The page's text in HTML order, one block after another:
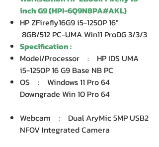
inch G9 (HPI-6Q9N8PA#AKL)
HP ZFirefly16G9 i5-1250P 16"
8GB/512 PC-UMA Win11 ProDG 3/3/3
Specification :
Model/Processor : HP IDS UMA
i5-1250P 16 G9 Base NB PC
OS : Windows 11 Pro 64
Downgrade Win 10 Pro 64
Webcam : Dual AryMic 5MP USB2
NFOV Integrated Camera